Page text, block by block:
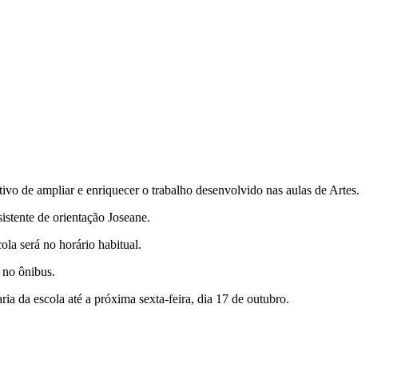
de ampliar e enriquecer o trabalho desenvolvido nas aulas de Artes.
de orientação Joseane.
será no horário habitual.
ônibus.
da escola até a próxima sexta-feira, dia 17 de outubro.